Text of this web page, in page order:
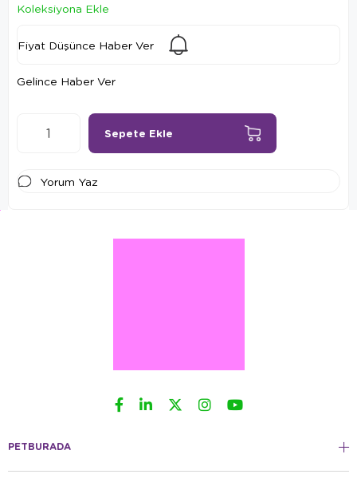
Koleksiyona Ekle
Fiyat Düşünce Haber Ver
Gelince Haber Ver
Yorum Yaz
PETBURADA